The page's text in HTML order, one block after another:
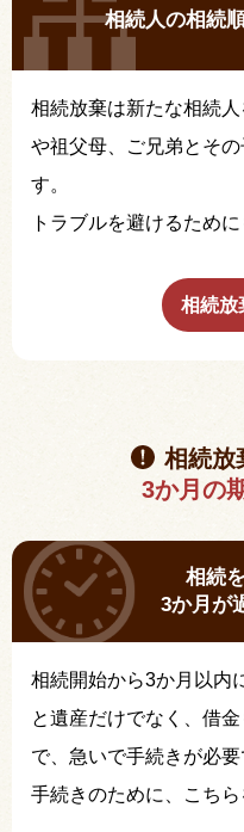
相続人の相続
相続放棄は新たな相続
や祖父母、ご兄弟とそ
す。
トラブルを避けるため
相続放
相続放
3か月の
相続
3か月が
相続開始から3か月以内
と遺産だけでなく、借
で、急いで手続きが必
手続きのために、こちら